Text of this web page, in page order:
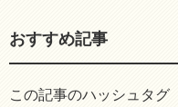
おすすめ記事
この記事のハッシュタグ